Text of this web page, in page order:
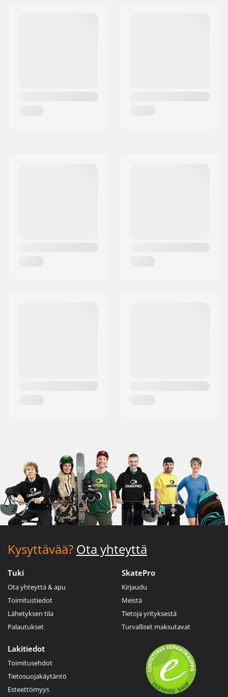
Kysyttävää? Ota yhteyttä
Tuki
Ota yhteyttä & apu
Toimitustiedot
Lähetyksen tila
Palautukset
SkatePro
Kirjaudu
Meistä
Tietoja yrityksestä
Turvalliset maksutavat
Lakitiedot
Toimitusehdot
Tietosuojakäytäntö
Esteettömyys